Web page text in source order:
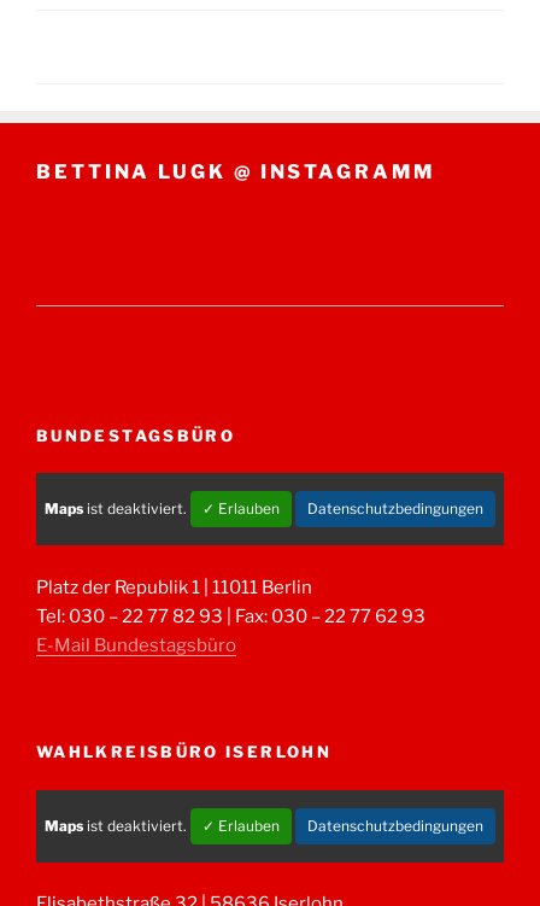
BETTINA LUGK @ INSTAGRAMM
BUNDESTAGSBÜRO
Maps ist deaktiviert. ✓ Erlauben Datenschutzbedingungen
Platz der Republik 1 | 11011 Berlin
Tel: 030 – 22 77 82 93 | Fax: 030 – 22 77 62 93
E-Mail Bundestagsbüro
WAHLKREISBÜRO ISERLOHN
Maps ist deaktiviert. ✓ Erlauben Datenschutzbedingungen